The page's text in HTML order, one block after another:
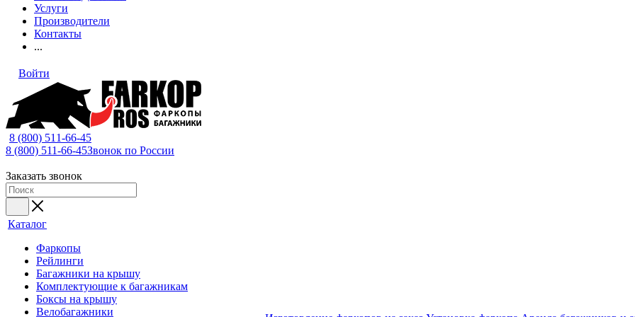
Услуги
Производители
Контакты
...
Войти
8 (800) 511-66-45
8 (800) 511-66-45Звонок по России
Заказать звонок
Каталог
Фаркопы
Рейлинги
Багажники на крышу
Комплектующие к багажникам
Боксы на крышу
Велобагажники